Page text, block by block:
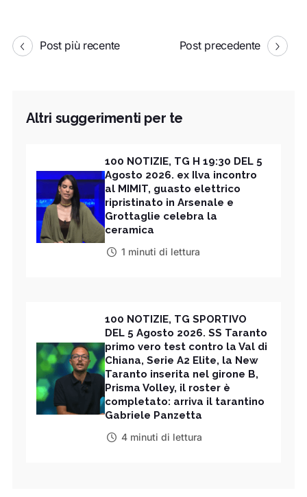
Post più recente Post precedente
Altri suggerimenti per te
100 NOTIZIE, TG H 19:30 DEL 5
Agosto 2026. ex Ilva incontro
al MIMIT, guasto elettrico
ripristinato in Arsenale e
Grottaglie celebra la
ceramica
1 minuti di lettura
100 NOTIZIE, TG SPORTIVO
DEL 5 Agosto 2026. SS Taranto
primo vero test contro la Val di
Chiana, Serie A2 Elite, la New
Taranto inserita nel girone B,
Prisma Volley, il roster è
completato: arriva il tarantino
Gabriele Panzetta
4 minuti di lettura